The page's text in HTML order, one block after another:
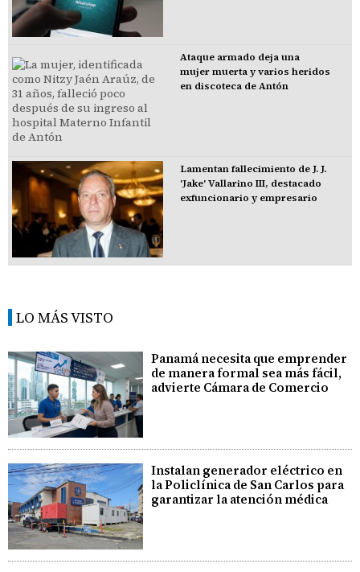
Ataque armado deja una
mujer muerta y varios heridos
en discoteca de Antón
Lamentan fallecimiento de J. J.
'Jake' Vallarino III, destacado
exfuncionario y empresario
LO MÁS VISTO
Panamá necesita que emprender
de manera formal sea más fácil,
advierte Cámara de Comercio
Instalan generador eléctrico en
la Policlínica de San Carlos para
garantizar la atención médica